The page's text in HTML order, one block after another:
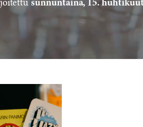
sunnuntaina, 15.